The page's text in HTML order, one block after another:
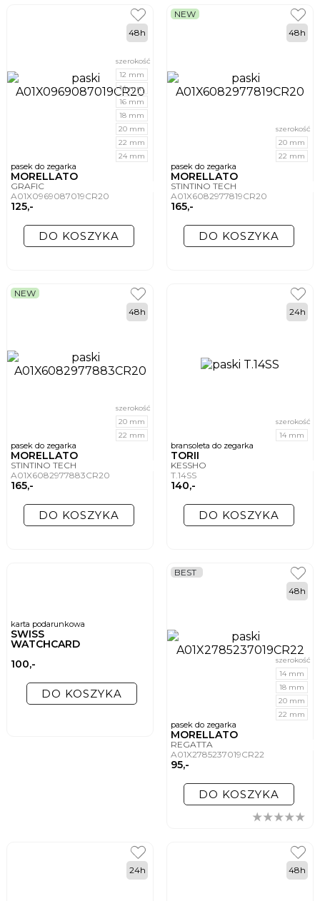
pasek do zegarka
MORELLATO
GRAFIC
A01X0969087019CR20
125,-
szerokość
12 mm
14 mm
16 mm
18 mm
20 mm
22 mm
24 mm
48h
DO KOSZYKA
pasek do zegarka
MORELLATO
STINTINO TECH
A01X6082977819CR20
165,-
NEW
szerokość
20 mm
22 mm
48h
DO KOSZYKA
pasek do zegarka
MORELLATO
STINTINO TECH
A01X6082977883CR20
165,-
NEW
szerokość
20 mm
22 mm
48h
DO KOSZYKA
bransoleta do zegarka
TORII
KESSHO
T.14SS
140,-
szerokość
14 mm
24h
DO KOSZYKA
karta podarunkowa
SWISS
WATCHCARD
100,-
DO KOSZYKA
pasek do zegarka
MORELLATO
REGATTA
A01X2785237019CR22
95,-
BEST
szerokość
14 mm
18 mm
20 mm
22 mm
48h
DO KOSZYKA
24h 48h